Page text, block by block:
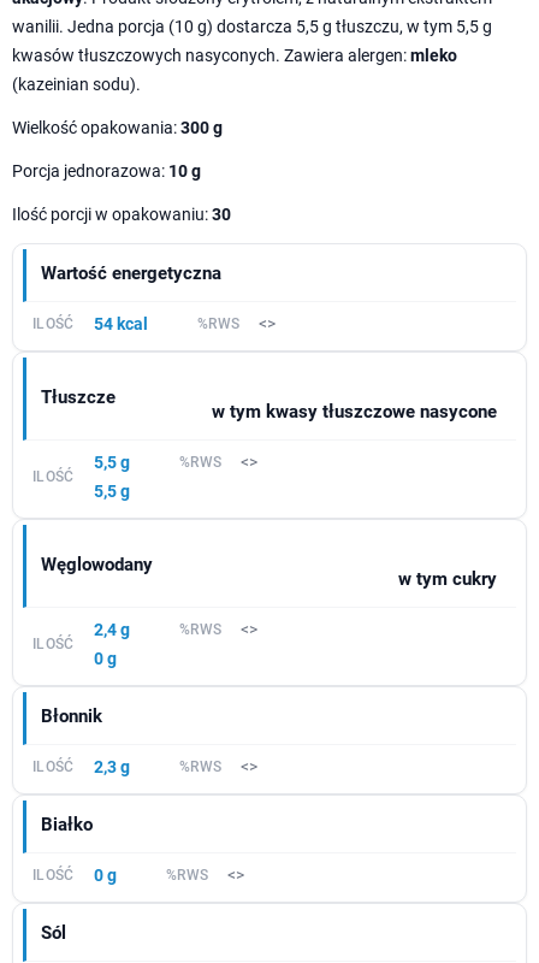
wanilii. Jedna porcja (10 g) dostarcza 5,5 g tłuszczu, w tym 5,5 g
kwasów tłuszczowych nasyconych. Zawiera alergen:mleko
(kazeinian sodu).
Wielkość opakowania:300 g
Porcja jednorazowa: 10 g
Ilość porcji w opakowaniu:30
Wartość energetyczna
54 kcal <>
Tłuszcze
w tym kwasy tłuszczowe nasycone
5,5 g
5,5 g
<>
Węglowodany
w tym cukry
2,4 g
0 g
<>
Błonnik
2,3 g <>
Białko
0 g <>
Sól